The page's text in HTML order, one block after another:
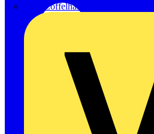
Emil Löffelhardt GmbH & Co. KG